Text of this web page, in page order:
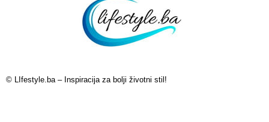
© LIfestyle.ba – Inspiracija za bolji životni stil!